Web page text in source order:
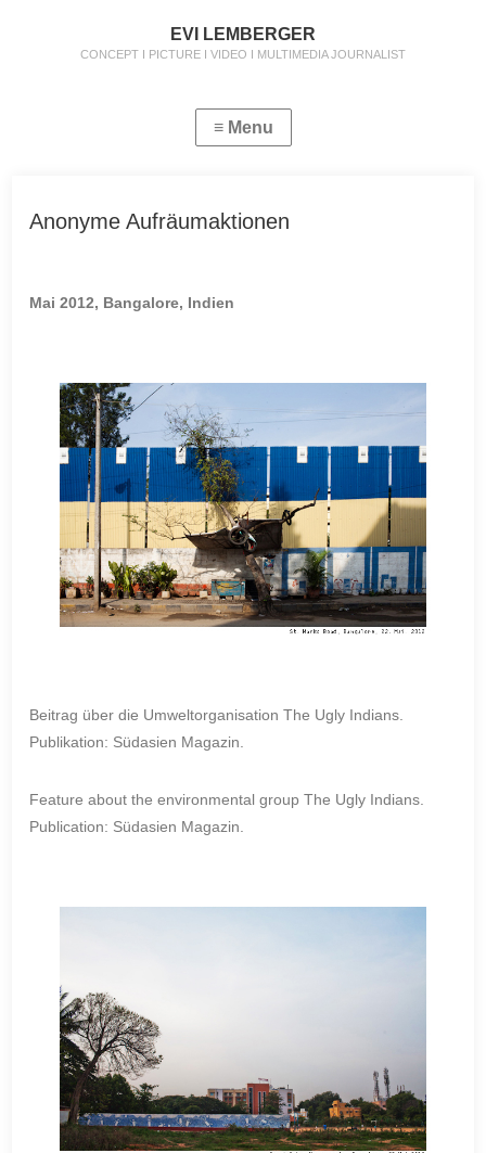
EVI LEMBERGER
CONCEPT I PICTURE I VIDEO I MULTIMEDIA JOURNALIST
Anonyme Aufräumaktionen
Mai 2012, Bangalore, Indien
Beitrag über die Umweltorganisation The Ugly Indians.
Publikation: Südasien Magazin.
Feature about the environmental group The Ugly Indians.
Publication: Südasien Magazin.